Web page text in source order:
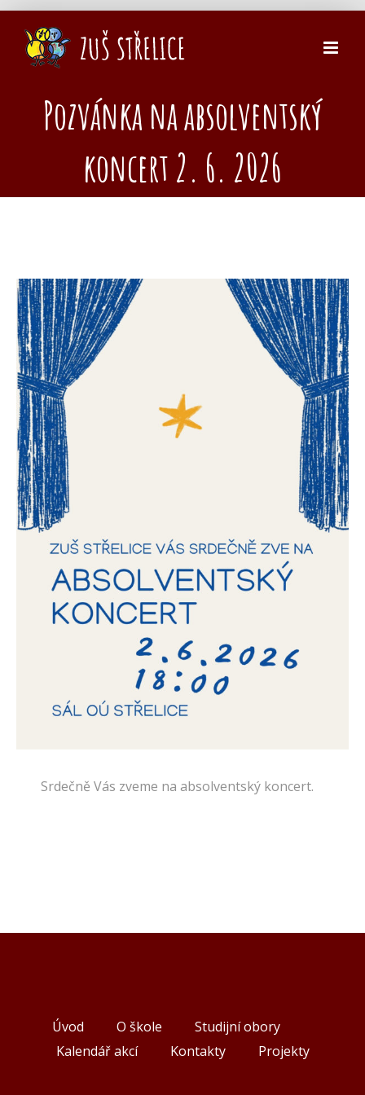
Přeskočit
obsah
Pozvánka na absolventský
koncert 2. 6. 2026
Zobrazit
větší
obrázek
Srdečně Vás zveme na absolventský koncert.
Úvod O škole
Studijní obory
Kalendář akcí
Kontakty Projekty